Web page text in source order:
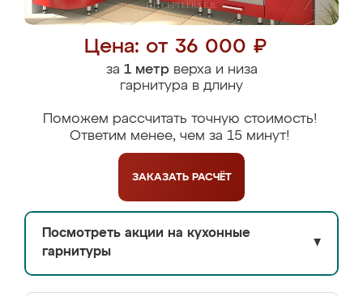
Цена: от 36 000 ₽
за 1 метрверха и низа
гарнитура в длину
Поможем рассчитать точную стоимость!
Ответим менее, чем за 15 минут!
ЗАКАЗАТЬ РАСЧЁТ
Посмотреть акции на кухонные
гарнитуры
▼